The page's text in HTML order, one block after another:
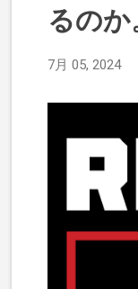
るのか
7月 05, 2024